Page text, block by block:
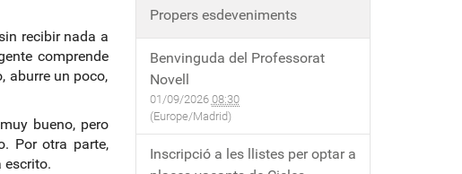
recibir nada a
comprende
aburre un poco,
bueno, pero
Por otra parte,
escrito.
Propers esdeveniments
Benvinguda del Professorat
Novell
01/09/2026 08:30
(Europe/Madrid)
Inscripció a les llistes per optar a